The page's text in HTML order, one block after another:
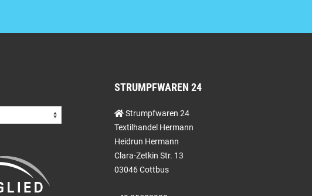
STRUMPFWAREN 24
Strumpfwaren 24
Textilhandel Hermann
Heidrun Hermann
Clara-Zetkin Str. 13
03046 Cottbus